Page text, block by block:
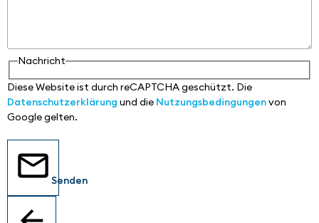
Nachricht
Diese Website ist durch reCAPTCHA geschützt. Die
Datenschutzerklärung und die Nutzungsbedingungenvon
Google gelten.
Senden